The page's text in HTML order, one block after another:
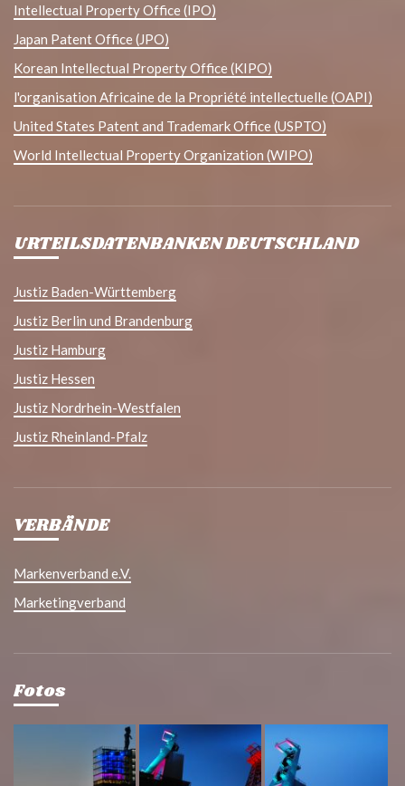
Intellectual Property Office (IPO)
Japan Patent Office (JPO)
Korean Intellectual Property Office (KIPO)
l'organisation Africaine de la Propriété intellectuelle (OAPI)
United States Patent and Trademark Office (USPTO)
World Intellectual Property Organization (WIPO)
URTEILSDATENBANKEN DEUTSCHLAND
Justiz Baden-Württemberg
Justiz Berlin und Brandenburg
Justiz Hamburg
Justiz Hessen
Justiz Nordrhein-Westfalen
Justiz Rheinland-Pfalz
VERBÄNDE
Markenverband e.V.
Marketingverband
Fotos